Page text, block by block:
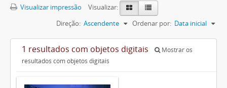
Visualizar impressão
Visualizar:
Ordenar por: Data inicial
Direção: Ascendente
1 resultados com objetos digitais
Mostrar os
resultados com objetos digitais